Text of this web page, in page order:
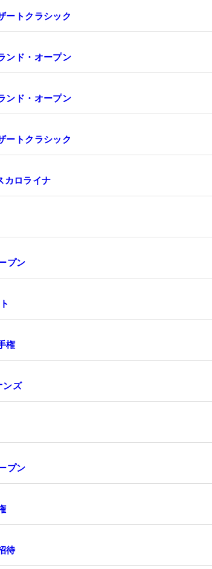
ートクラシック
ンド・オープン
ンド・オープン
ートクラシック
カロライナ
プン
権
ンズ
プン
待